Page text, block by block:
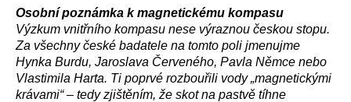
Osobní poznámka k magnetickému kompasu
Výzkum vnitřního kompasu nese výraznou českou stopu.
Za všechny české badatele na tomto poli jmenujme
Hynka Burdu, Jaroslava Červeného, Pavla Němce nebo
Vlastimila Harta. Ti poprvé rozbouřili vody „magnetickými
krávami“ – tedy zjištěním, že skot na pastvě tíhne